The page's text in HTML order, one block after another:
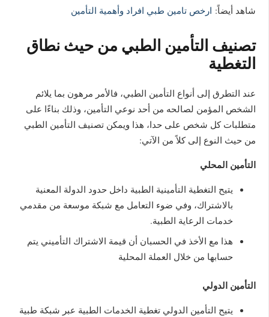
شاهد أيضاً: ارخص تامين طبي افراد وأهمية التأمين
تصنيف التأمين الطبي من حيث نطاق
التغطية
عند التطرق إلى أنواع التأمين الطبي، فالأمر مرهون بما يلائم
الشخص المؤمن لصالحه من أحد نوعي التأمين، وذلك بناءًا على
متطلبات كل شخص على حدا، هذا ويمكن تصنيف التأمين الطبي
من حيث النوع إلى كلاً من الآتي:
التأمين المحلي
يتيح التغطية التأمينية الطبية داخل حدود الدولة المعنية
بالاشتراك، وفي ضوء التعامل مع شبكة موسعة من مقدمي
خدمات الرعاية الطبية.
هذا مع الأخذ في الحسبان أن قيمة الاشتراك التأميني يتم
حسابها من خلال العملة المحلية
التأمين الدولي
يتيح التأمين الدولي تغطية الخدمات الطبية عبر شبكة طبية